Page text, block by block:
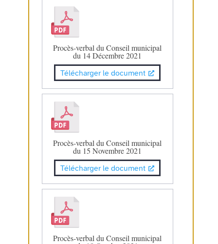
Procès-verbal du Conseil municipal
du 14 Décembre 2021
Télécharger le document
Procès-verbal du Conseil municipal
du 15 Novembre 2021
Télécharger le document
Procès-verbal du Conseil municipal